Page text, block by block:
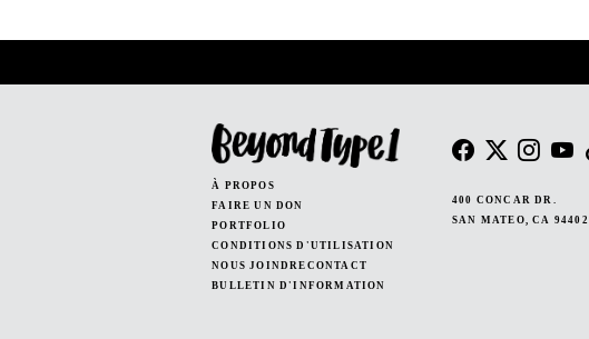
POSTS
PAGINATION
À PROPOS
FAIRE UN DON
PORTFOLIO
CONDITIONS D'UTILISATION
NOUS JOINDRECONTACT
BULLETIN D'INFORMATION
400 CONCAR DR.
SAN MATEO, CA 94402